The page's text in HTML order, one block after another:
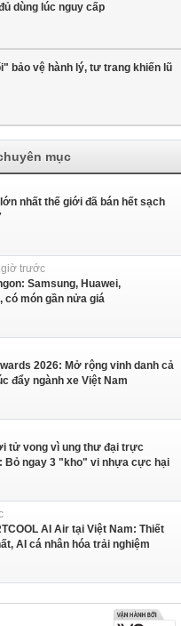
dùng lúc nguy cấp
bảo vệ hành lý, tư trang khiến lũ
mục
nhất thế giới đã bán hết sạch
trước
Samsung, Huawei,
có món gần nửa giá
2026: Mở rộng vinh danh cả
đẩy ngành xe Việt Nam
tử vong vì ung thư đại trực
Bỏ ngay 3 "kho" vi nhựa cực hại
AI Air tại Việt Nam: Thiết
AI cá nhân hóa trải nghiệm